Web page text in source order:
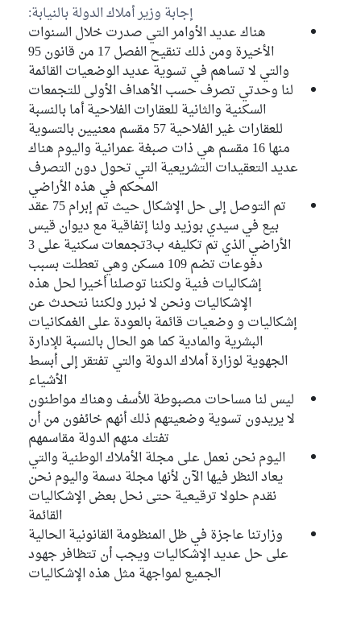
إجابة وزير أملاك الدولة بالنيابة:
هناك عديد الأوامر التي صدرت خلال السنوات
الأخيرة ومن ذلك تنقيح الفصل 17 من قانون 95
والتي لا تساهم في تسوية عديد الوضعيات القائمة
لنا وحدتي تصرف حسب الأهداف الأولى للتجمعات
السكنية والثانية للعقارات الفلاحية أما بالنسبة
للعقارات غير الفلاحية 57 مقسم معنيين بالتسوية
منها 16 مقسم هي ذات صبغة عمرانية واليوم هناك
عديد التعقيدات التشريعية التي تحول دون التصرف
المحكم في هذه الأراضي
تم التوصل إلى حل الإشكال حيث تم إبرام 75 عقد
بيع في سيدي بوزيد ولنا إتفاقية مع ديوان قيس
الأراضي الذي تم تكليفه ب3تجمعات سكنية على 3
دفوعات تضم 109 مسكن وهي تعطلت بسبب
إشكاليات فنية ولكننا توصلنا أخيرا لحل هذه
الإشكاليات ونحن لا نبرر ولكننا نتحدث عن
إشكاليات و وضعيات قائمة بالعودة على الغمكانيات
البشرية والمادية كما هو الحال بالنسبة للإدارة
الجهوية لوزارة أملاك الدولة والتي تفتقر إلى أبسط
الأشياء
ليس لنا مساحات مصبوطة للأسف وهناك مواطنون
لا يريدون تسوية وضعيتهم ذلك أنهم خائفون من أن
تفتك منهم الدولة مقاسمهم
اليوم نحن نعمل على مجلة الأملاك الوطنية والتي
يعاد النظر فيها الآن لأنها مجلة دسمة واليوم نحن
نقدم حلولا ترقيعية حتى نحل بعض الإشكاليات
القائمة
وزارتنا عاجزة في ظل المنظومة القانونية الحالية
على حل عديد الإشكاليات ويجب أن تتظافر جهود
الجميع لمواجهة مثل هذه الإشكاليات